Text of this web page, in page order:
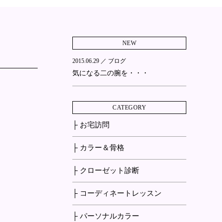
NEW
2015.06.29 ／ ブログ
気になる二の腕を・・・
CATEGORY
├ お宅訪問
├ カラー＆骨格
├ クローゼット診断
├ コーディネートレッスン
├ パーソナルカラー